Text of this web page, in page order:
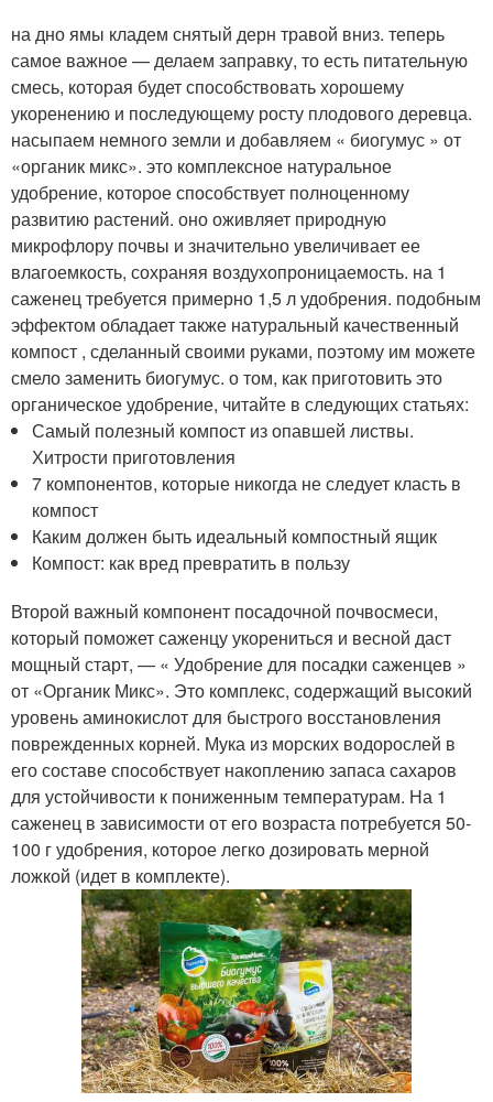
на дно ямы кладем снятый дерн травой вниз. теперь
самое важное — делаем заправку, то есть питательную
смесь, которая будет способствовать хорошему
укоренению и последующему росту плодового деревца.
насыпаем немного земли и добавляем « биогумус » от
«органик микс». это комплексное натуральное
удобрение, которое способствует полноценному
развитию растений. оно оживляет природную
микрофлору почвы и значительно увеличивает ее
влагоемкость, сохраняя воздухопроницаемость. на 1
саженец требуется примерно 1,5 л удобрения. подобным
эффектом обладает также натуральный качественный
компост , сделанный своими руками, поэтому им можете
смело заменить биогумус. о том, как приготовить это
органическое удобрение, читайте в следующих статьях:
Самый полезный компост из опавшей листвы.
Хитрости приготовления
7 компонентов, которые никогда не следует класть в
компост
Каким должен быть идеальный компостный ящик
Компост: как вред превратить в пользу
Второй важный компонент посадочной почвосмеси,
который поможет саженцу укорениться и весной даст
мощный старт, — « Удобрение для посадки саженцев »
от «Органик Микс». Это комплекс, содержащий высокий
уровень аминокислот для быстрого восстановления
поврежденных корней. Мука из морских водорослей в
его составе способствует накоплению запаса сахаров
для устойчивости к пониженным температурам. На 1
саженец в зависимости от его возраста потребуется 50-
100 г удобрения, которое легко дозировать мерной
ложкой (идет в комплекте).